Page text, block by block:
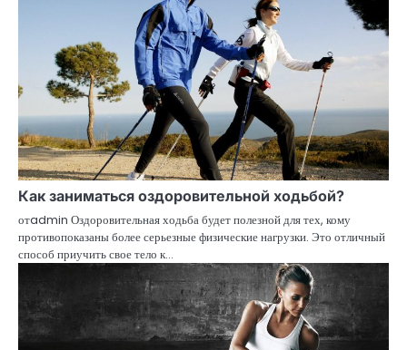
Как заниматься оздоровительной ходьбой?
отadmin Оздоровительная ходьба будет полезной для тех, кому
противопоказаны более серьезные физические нагрузки. Это отличный
способ приучить свое тело к…